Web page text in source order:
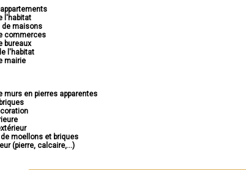
l'habitat
de maisons
commerces
bureaux
l'habitat
mairie
murs en pierres apparentes
moellons et briques
(pierre, calcaire,...)